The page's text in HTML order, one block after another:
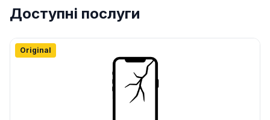
Доступні послуги
Original